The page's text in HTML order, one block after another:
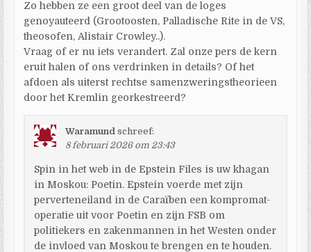
Zo hebben ze een groot deel van de loges
genoyauteerd (Grootoosten, Palladische Rite in de VS,
theosofen, Alistair Crowley..).
Vraag of er nu iets verandert. Zal onze pers de kern
eruit halen of ons verdrinken in details? Of het
afdoen als uiterst rechtse samenzweringstheorieen
door het Kremlin georkestreerd?
Waramund schreef:
8 februari 2026 om 23:43
Spin in het web in de Epstein Files is uw khagan
in Moskou: Poetin. Epstein voerde met zijn
perverteneiland in de Caraïben een kompromat-
operatie uit voor Poetin en zijn FSB om
politiekers en zakenmannen in het Westen onder
de invloed van Moskou te brengen en te houden.